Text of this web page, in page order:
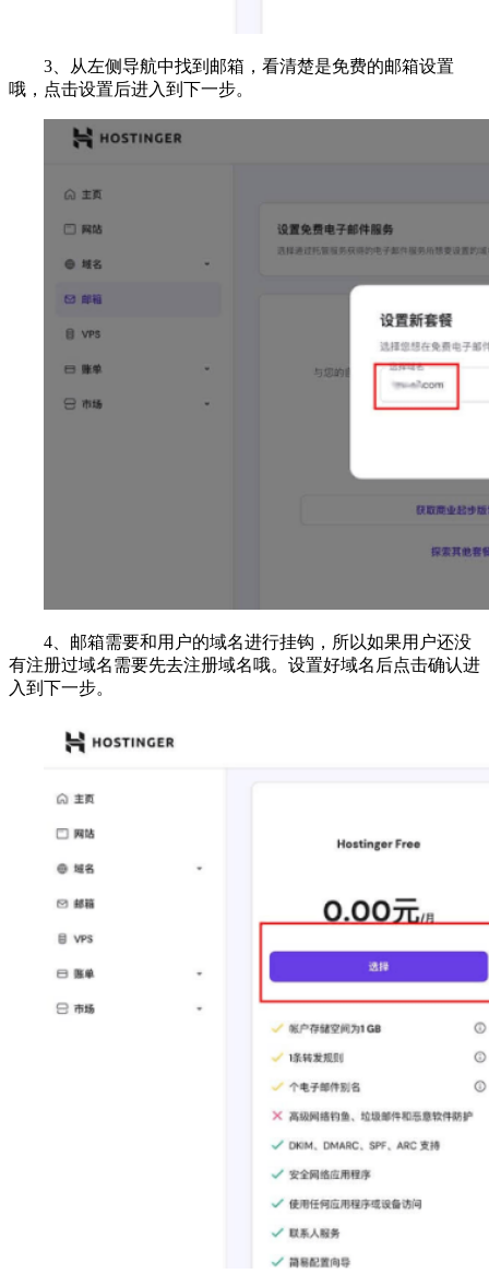
3、从左侧导航中找到邮箱，看清楚是免费的邮箱设置
哦，点击设置后进入到下一步。
4、邮箱需要和用户的域名进行挂钩，所以如果用户还没
有注册过域名需要先去注册域名哦。设置好域名后点击确认进
入到下一步。